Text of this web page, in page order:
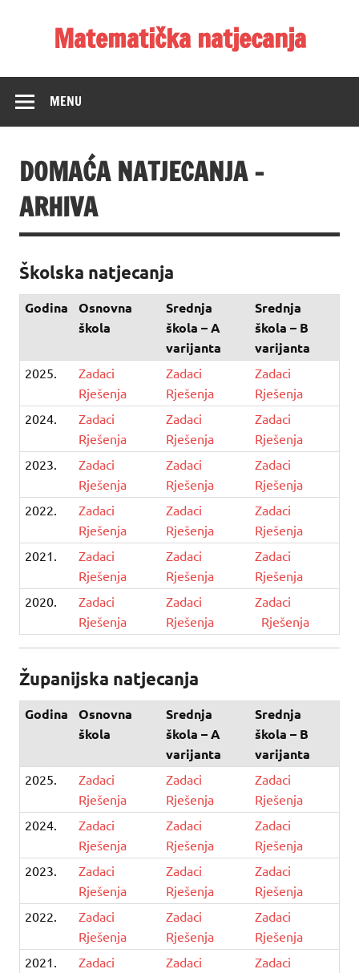
Matematička natjecanja
MENU
DOMAĆA NATJECANJA –
ARHIVA
Školska natjecanja
Godina
Osnovna
škola
Srednja
škola – A
varijanta
Srednja
škola – B
varijanta
2025.
Zadaci
Rješenja
Zadaci
Rješenja
Zadaci
Rješenja
2024.
Zadaci
Rješenja
Zadaci
Rješenja
Zadaci
Rješenja
2023.
Zadaci
Rješenja
Zadaci
Rješenja
Zadaci
Rješenja
2022.
Zadaci
Rješenja
Zadaci
Rješenja
Zadaci
Rješenja
2021.
Zadaci
Rješenja
Zadaci
Rješenja
Zadaci
Rješenja
2020.
Zadaci
Rješenja
Zadaci
Rješenja
Zadaci
Rješenja
Županijska natjecanja
Godina
Osnovna
škola
Srednja
škola – A
varijanta
Srednja
škola – B
varijanta
2025.
Zadaci
Rješenja
Zadaci
Rješenja
Zadaci
Rješenja
2024.
Zadaci
Rješenja
Zadaci
Rješenja
Zadaci
Rješenja
2023.
Zadaci
Rješenja
Zadaci
Rješenja
Zadaci
Rješenja
2022.
Zadaci
Rješenja
Zadaci
Rješenja
Zadaci
Rješenja
2021.
Zadaci
Zadaci
Zadaci